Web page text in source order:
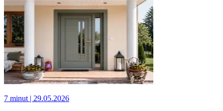
7 minut | 29.05.2026